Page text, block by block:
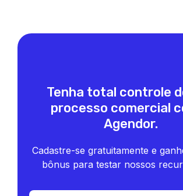
Tenha total controle
processo comercial
Agendor.
Cadastre-se gratuitamente e
bônus para testar nossos